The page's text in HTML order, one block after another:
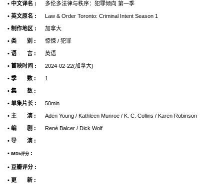
• 中文译名 : 多伦多法律与秩序：犯罪倾向 第一季
• 英文原名 : Law & Order Toronto: Criminal Intent Season 1
• 制作地区 : 加拿大
• 类 别 : 惊悚 / 犯罪
• 语 言 : 英语
• 首映时间 : 2024-02-22(加拿大)
• 季 数 : 1
• 集 数 :
• 单集片长 : 50min
• 主 演 : Aden Young / Kathleen Munroe / K. C. Collins / Karen Robinson
• 编 剧 : René Balcer / Dick Wolf
• 导 演 :
• IMDb评分 :
• 豆瓣评分 :
• 更 新 :